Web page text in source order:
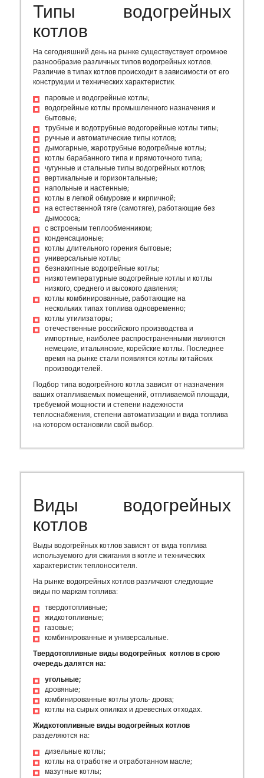
Типы водогрейных
котлов
На сегодняшний день на рынке существуствует огромное
разнообразие различных типов водогрейных котлов.
Различие в типах котлов происходит в зависимости от его
конструкции и технических характеристик.
паровые и водогрейные котлы;
водогрейные котлы промышленного назначения и
бытовые;
трубные и водотрубные водогорейные котлы типы;
ручные и автоматические типы котлов;
дымогарные, жаротрубные водогрейные котлы;
котлы барабанного типа и прямоточного типа;
чугунные и стальные типы водогрейных котлов;
вертикальные и горизонтальные;
напольные и настенные;
котлы в легкой обмуровке и кирпичной;
на естественной тяге (самотяге), работающие без
дымососа;
с встроеным теплообменником;
конденсационые;
котлы длительного горения бытовые;
универсальные котлы;
безнакипные водогрейные котлы;
низкотемпературные водогрейные котлы и котлы
низкого, среднего и высокого давления;
котлы комбинированные, работающие на
нескольких типах топлива одновременно;
котлы утилизаторы;
отечественные российского производства и
импортные, наиболее распространенными являются
немецкие, итальянские, корейские котлы. Последнее
время на рынке стали появлятся котлы китайских
производителей.
Подбор типа водогрейного котла зависит от назначения
ваших отапливаемых помещений, отпливаемой площади,
требуемой мощности и степени надежности
теплоснабжения, степени автоматизации и вида топлива
на котором остановили свой выбор.
Виды водогрейных
котлов
Выды водогрейных котлов зависят от вида топлива
используемого для сжигания в котле и технических
характеристик теплоносителя.
На рынке водогрейных котлов различают следующие
виды по маркам топлива:
твердотопливные;
жидкотопливные;
газовые;
комбинированные и универсальные.
Твердотопливные виды водогрейных котлов в срою
очередь далятся на:
угольные;
дровяные;
комбинированные котлы уголь- дрова;
котлы на сырых опилках и древесных отходах.
Жидкотопливные виды водогрейных котлов
разделяются на:
дизельные котлы;
котлы на отработке и отработанном масле;
мазутные котлы;